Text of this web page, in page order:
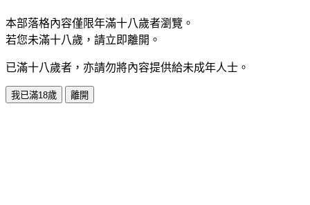
本部落格內容僅限年滿十八歲者瀏覽。
若您未滿十八歲，請立即離開。
已滿十八歲者，亦請勿將內容提供給未成年人士。
我已滿18歲 離開